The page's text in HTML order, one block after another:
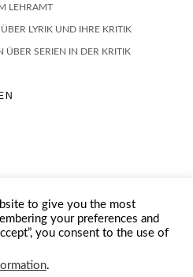
LEHRAMT
LYRIK UND IHRE KRITIK
SERIEN IN DER KRITIK
to give you the most
your preferences and
you consent to the use of
.